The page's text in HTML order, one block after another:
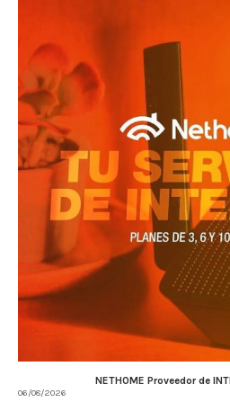
NETHOME Proveedor de
06/08/2026